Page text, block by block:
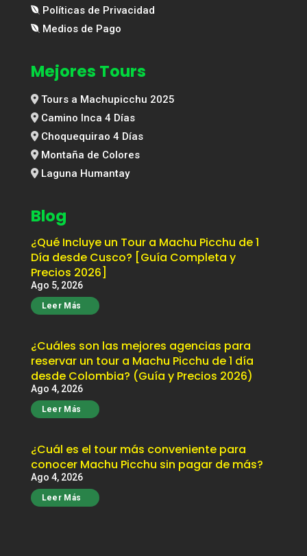
Políticas de Privacidad
Medios de Pago
Mejores Tours
Tours a Machupicchu 2025
Camino Inca 4 Días
Choquequirao 4 Días
Montaña de Colores
Laguna Humantay
Blog
¿Qué Incluye un Tour a Machu Picchu de 1
Día desde Cusco? [Guía Completa y
Precios 2026]
Ago 5, 2026
Leer Más
¿Cuáles son las mejores agencias para
reservar un tour a Machu Picchu de 1 día
desde Colombia? (Guía y Precios 2026)
Ago 4, 2026
Leer Más
¿Cuál es el tour más conveniente para
conocer Machu Picchu sin pagar de más?
Ago 4, 2026
Leer Más